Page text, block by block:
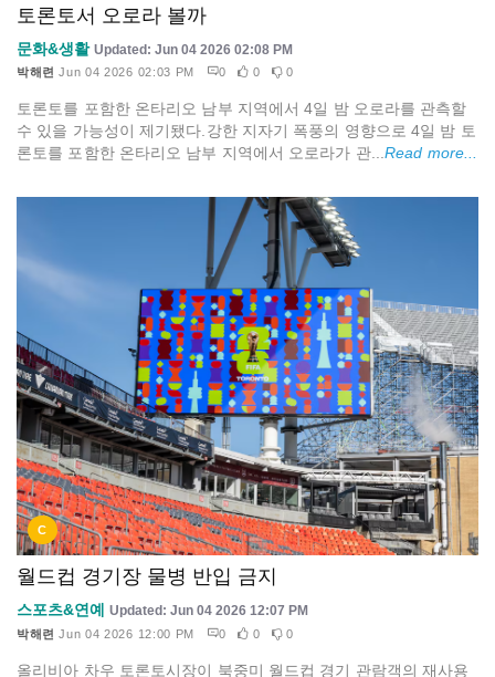
토론토서 오로라 볼까
문화&생활 Updated: Jun 04 2026 02:08 PM
박해련 Jun 04 2026 02:03 PM 0 0 0
토론토를 포함한 온타리오 남부 지역에서 4일 밤 오로라를 관측할
수 있을 가능성이 제기됐다.강한 지자기 폭풍의 영향으로 4일 밤 토
론토를 포함한 온타리오 남부 지역에서 오로라가 관... Read more...
C
월드컵 경기장 물병 반입 금지
스포츠&연예 Updated: Jun 04 2026 12:07 PM
박해련 Jun 04 2026 12:00 PM 0 0 0
올리비아 차우 토론토시장이 북중미 월드컵 경기 관람객의 재사용